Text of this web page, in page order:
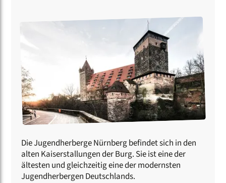
Die Jugendherberge Nürnberg befindet sich in den
alten Kaiserstallungen der Burg. Sie ist eine der
ältesten und gleichzeitig eine der modernsten
Jugendherbergen Deutschlands.